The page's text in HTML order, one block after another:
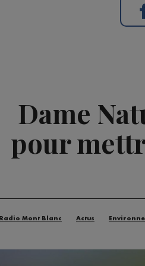
Dame
pour
Radio Mont Blanc Actus